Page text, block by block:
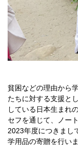
貧困などの理由から
たちに対する支援と
している日本生まれ
セフを通じて、ノー
2023年度につきまし
学用品の寄贈を行い